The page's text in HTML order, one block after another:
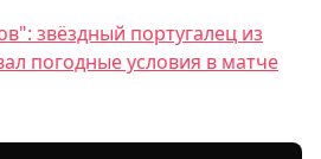
звёздный португалец из
погодные условия в матче